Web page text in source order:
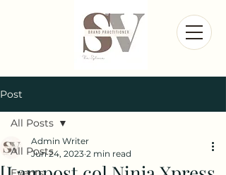
Post
All Posts
All Posts
Admin Writer
Jun 24, 2023 2 min read